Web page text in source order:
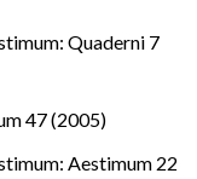
Quaderni 7
47 (2005)
Aestimum 22